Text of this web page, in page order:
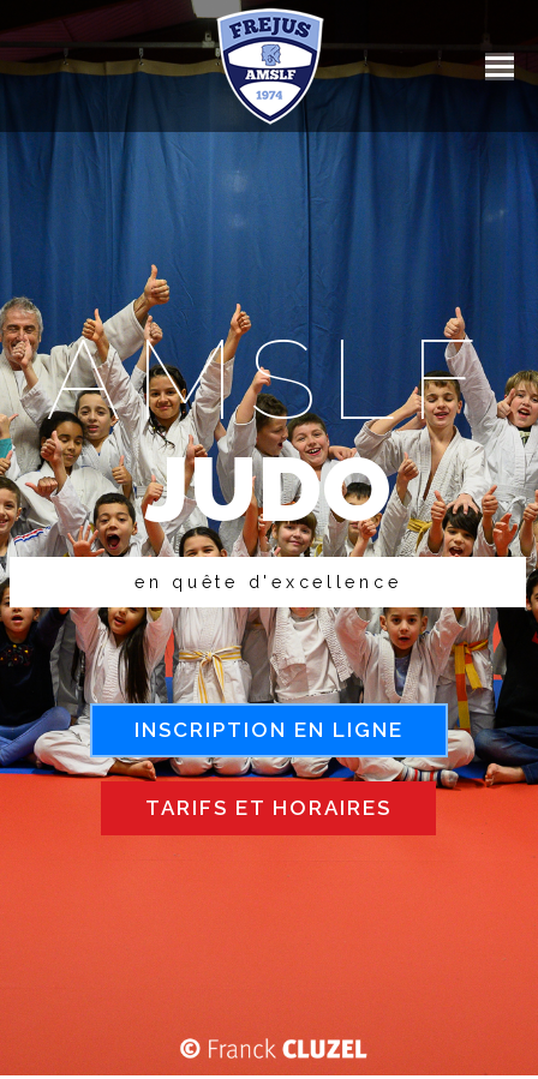
AMSLF
JUDO
e n q u ête d 'e x ce l le n c e
INSCRIPTION EN LIGNE
TARIFS ET HORAIRES